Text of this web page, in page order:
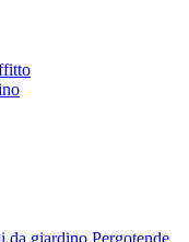
da giardino Pergotende